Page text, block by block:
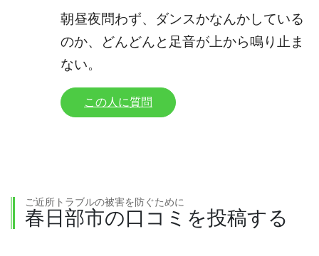
朝昼夜問わず、ダンスかなんかしている
のか、どんどんと足音が上から鳴り止ま
ない。
この人に質問
ご近所トラブルの被害を防ぐために
春日部市の口コミを投稿する